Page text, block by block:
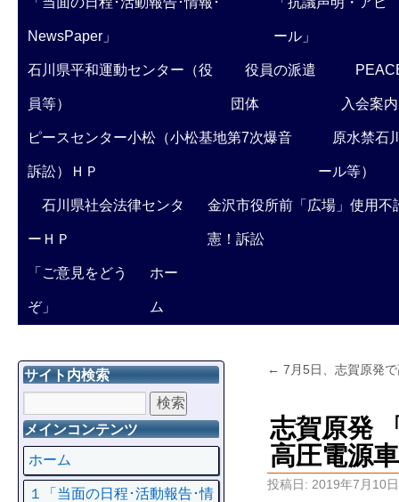
NewsPaper」 ール」
石川県平和運動センター（役
員等）
役員の派遣
団体 入会案内
ピースセンター小松（小松基地第7次爆音
訴訟）ＨＰ
原水禁石
ール等）
石川県社会法律センタ
ーＨＰ
金沢市役所前「広場」使用不
憲！訴訟
「ご意見をどう
ぞ」
ホー
ム
← 7月5日、志賀原発
志賀原発
高圧電源
投稿日: 2019年7月10日
サイト内検索
メインコンテンツ
ホーム
１「当面の日程･活動報告･情